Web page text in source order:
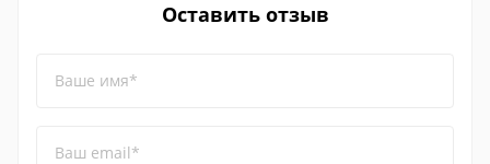
Оставить отзыв
Ваше имя*
Ваш email*